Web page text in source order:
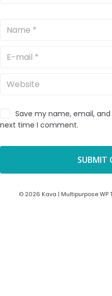
Save my name, email,
next time I comment.
© 2026 Kava | Multipurpose WP